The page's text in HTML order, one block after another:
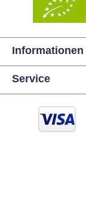
Informationen
Service